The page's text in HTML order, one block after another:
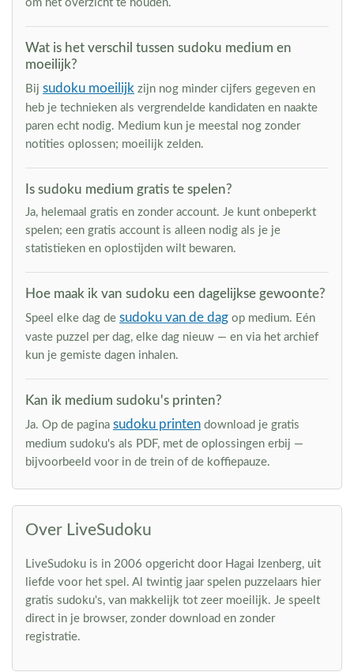
om het overzicht te houden.
Wat is het verschil tussen sudoku medium en
moeilijk?
Bij sudoku moeilijk zijn nog minder cijfers gegeven en
heb je technieken als vergrendelde kandidaten en naakte
paren echt nodig. Medium kun je meestal nog zonder
notities oplossen; moeilijk zelden.
Is sudoku medium gratis te spelen?
Ja, helemaal gratis en zonder account. Je kunt onbeperkt
spelen; een gratis account is alleen nodig als je je
statistieken en oplostijden wilt bewaren.
Hoe maak ik van sudoku een dagelijkse gewoonte?
Speel elke dag de sudoku van de dag op medium. Eén
vaste puzzel per dag, elke dag nieuw — en via het archief
kun je gemiste dagen inhalen.
Kan ik medium sudoku's printen?
Ja. Op de pagina sudoku printen download je gratis
medium sudoku's als PDF, met de oplossingen erbij —
bijvoorbeeld voor in de trein of de koffiepauze.
Over LiveSudoku
LiveSudoku is in 2006 opgericht door Hagai Izenberg, uit
liefde voor het spel. Al twintig jaar spelen puzzelaars hier
gratis sudoku's, van makkelijk tot zeer moeilijk. Je speelt
direct in je browser, zonder download en zonder
registratie.